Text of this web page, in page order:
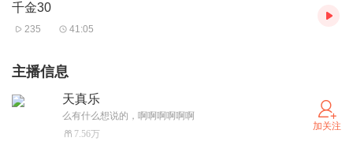
千金30
235 41:05
主播信息
天真乐
么有什么想说的，啊啊啊啊啊啊
7.56万
加关注